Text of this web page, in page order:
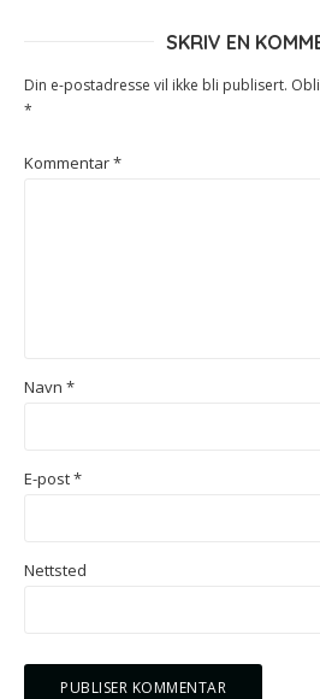
SKRIV EN
Din e-postadresse vil ikke bli publisert.
*
Kommentar*
Navn *
E-post*
Nettsted